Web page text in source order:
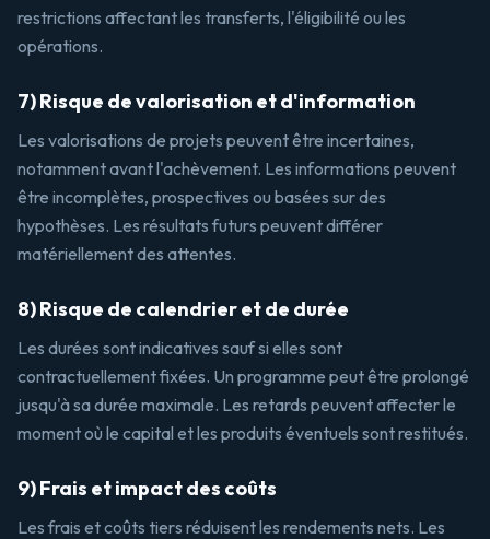
restrictions affectant les transferts, l'éligibilité ou les
opérations.
7) Risque de valorisation et d'information
Les valorisations de projets peuvent être incertaines,
notamment avant l'achèvement. Les informations peuvent
être incomplètes, prospectives ou basées sur des
hypothèses. Les résultats futurs peuvent différer
matériellement des attentes.
8) Risque de calendrier et de durée
Les durées sont indicatives sauf si elles sont
contractuellement fixées. Un programme peut être prolongé
jusqu'à sa durée maximale. Les retards peuvent affecter le
moment où le capital et les produits éventuels sont restitués.
9) Frais et impact des coûts
Les frais et coûts tiers réduisent les rendements nets. Les